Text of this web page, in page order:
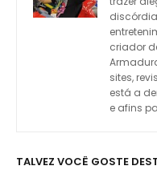
criador
sites,
está a
e afins
TALVEZ VOCÊ GOSTE